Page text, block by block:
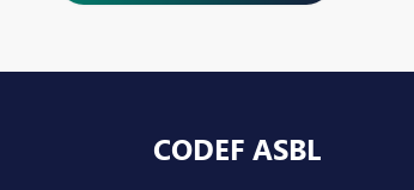
Pied de page
CODEF ASBL